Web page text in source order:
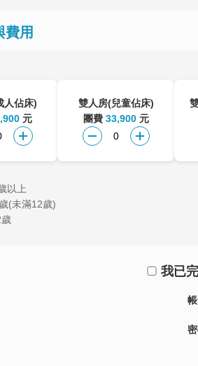
費用
人佔床)
元
雙人房(兒童佔床)
團費 33,900元
以上
(未滿12歲)
我已